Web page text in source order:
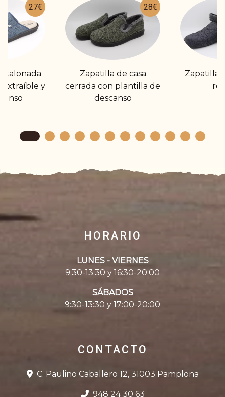
27€
y
28€
Zapatilla de casa
cerrada con plantilla de
descanso
Zapatilla
HORARIO
LUNES - VIERNES
9:30-13:30 y 16:30-20:00
SÁBADOS
9:30-13:30 y 17:00-20:00
CONTACTO
C. Paulino Caballero 12, 31003 Pamplona
948 24 30 63